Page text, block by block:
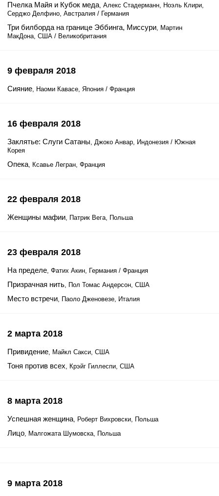
Пчелка Майя и Кубок меда, Алекс Стадерманн, Ноэль Клири,
Серджо Делфино, Австралия / Германия
Три билборда на границе Эббинга, Миссури, Мартин
МакДона, США / Великобритания
9 февраля 2018
Сияние, Наоми Кавасе, Япония / Франция
16 февраля 2018
Заклятье: Слуги Сатаны, Джоко Анвар, Индонезия / Южная
Корея
Опека, Ксавье Легран, Франция
22 февраля 2018
Женщины мафии, Патрик Вега, Польша
23 февраля 2018
На пределе, Фатих Акин, Германия / Франция
Призрачная нить, Пол Томас Андерсон, США
Место встречи, Паоло Дженовезе, Италия
2 марта 2018
Привидение, Майкл Сакси, США
Тоня против всех, Крэйг Гиллеспи, США
8 марта 2018
Успешная женщина, Роберт Вихровски, Польша
Лицо, Малгожата Шумовска, Польша
9 марта 2018